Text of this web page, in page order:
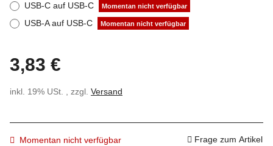
USB-C auf USB-C
Momentan nicht verfügbar
USB-A auf USB-C Momentan nicht verfügbar
3,83 €
inkl. 19% USt. , zzgl. Versand
Momentan nicht verfügbar Frage zum Artikel